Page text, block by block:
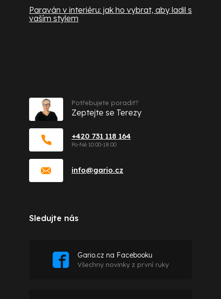
Paraván v interiéru: jak ho vybrat, aby ladil s
vaším stylem
info@gario.cz
+420 731 118 164
Potřebujete poradit?
Zeptejte se Terezy
Sledujte nás
Gario.cz na Facebooku
Všechny novinky z první ruky